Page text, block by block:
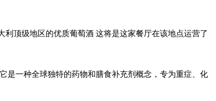
顶级地区的优质葡萄酒 这将是这家餐厅在该地点运营了
是一种全球独特的药物和膳食补充剂概念，专为重症、化